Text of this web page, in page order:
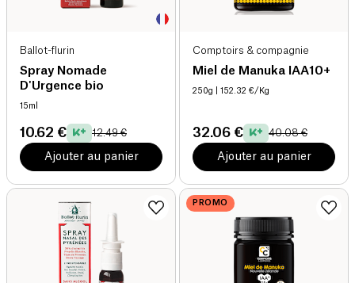
Ballot-flurin
Spray Nomade
D'Urgence bio
15ml
10.62 € 12.49 €
Ajouter au panier
Comptoirs & compagnie
Miel de Manuka IAA10+
250g | 152.32 €/Kg
32.06 € 40.08 €
Ajouter au panier
PROMO